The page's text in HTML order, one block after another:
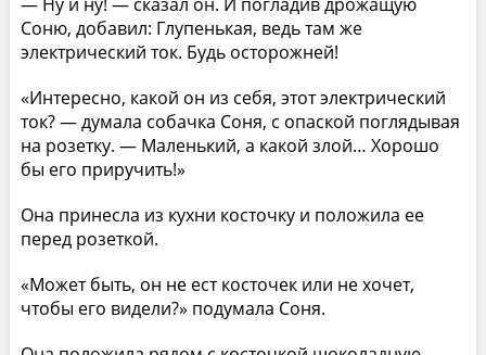
Соню, добавил: Глупенькая, ведь там же
электрический ток. Будь осторожней!
«Интересно, какой он из себя, этот электрический
ток? — думала собачка Соня, с опаской поглядывая
на розетку. — Маленький, а какой злой… Хорошо
бы его приручить!»
Она принесла из кухни косточку и положила ее
перед розеткой.
«Может быть, он не ест косточек или не хочет,
чтобы его видели?» подумала Соня.